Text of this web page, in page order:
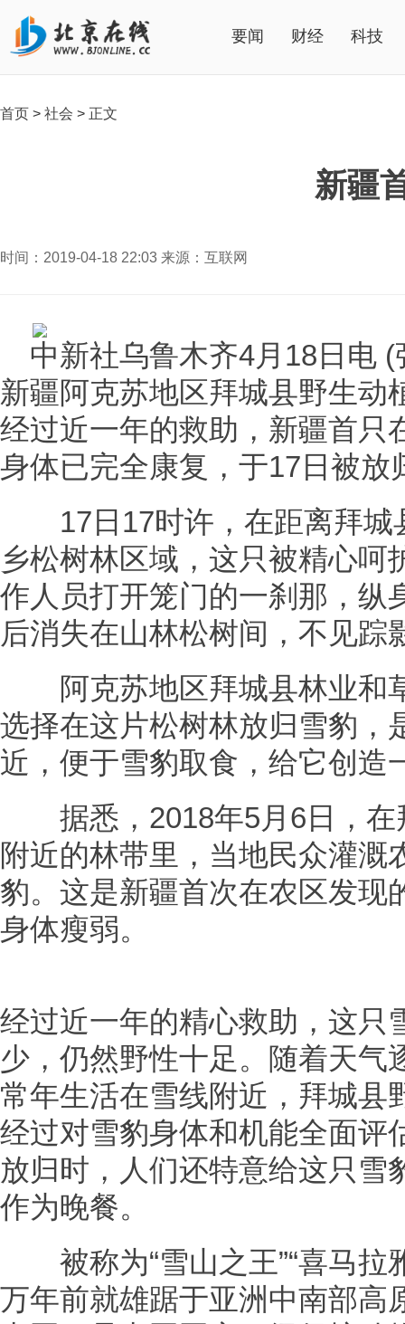
要闻 财经 科技
首页 > 社会 > 正文
新疆
时间：2019-04-18 22:03 来源：互联网
中新社乌鲁木齐4月18日电 (
新疆阿克苏地区拜城县野生动
经过近一年的救助，新疆首只
身体已完全康复，于17日被放
17日17时许，在距离拜城
乡松树林区域，这只被精心呵
作人员打开笼门的一刹那，纵
后消失在山林松树间，不见踪
阿克苏地区拜城县林业和
选择在这片松树林放归雪豹，
近，便于雪豹取食，给它创造
据悉，2018年5月6日，在
附近的林带里，当地民众灌溉
豹。这是新疆首次在农区发现
身体瘦弱。
经过近一年的精心救助，这只
少，仍然野性十足。随着天气
常年生活在雪线附近，拜城县
经过对雪豹身体和机能全面评
放归时，人们还特意给这只雪
作为晚餐。
被称为“雪山之王”“喜马拉
万年前就雄踞于亚洲中南部高